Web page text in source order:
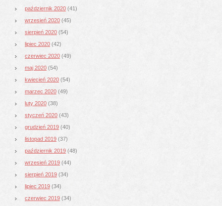
październik 2020 (41)
wrzesień 2020 (45)
sierpień 2020 (54)
lipiec 2020 (42)
czerwiec 2020 (49)
maj 2020 (54)
kwiecień 2020 (54)
marzec 2020 (49)
luty 2020 (38)
styczeń 2020 (43)
grudzień 2019 (40)
listopad 2019 (37)
październik 2019 (48)
wrzesień 2019 (44)
sierpień 2019 (34)
lipiec 2019 (34)
czerwiec 2019 (34)